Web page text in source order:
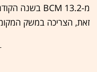
זאת, הצריכה במשק